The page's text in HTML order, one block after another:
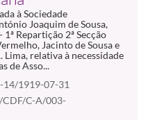
à Sociedade
Joaquim de Sousa,
Repartição 2ª Secção
Jacinto de Sousa e
relativa à necessidade
de Asso...
14/1919-07-31
CDF/C-A/003-